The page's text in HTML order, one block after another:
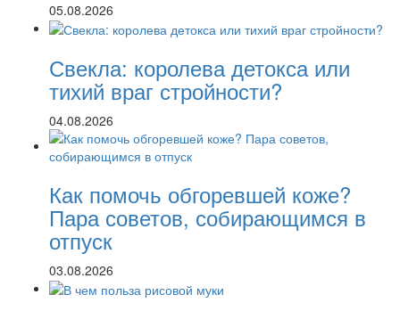
05.08.2026
Свекла: королева детокса или
тихий враг стройности?
04.08.2026
Как помочь обгоревшей коже?
Пара советов, собирающимся в
отпуск
03.08.2026